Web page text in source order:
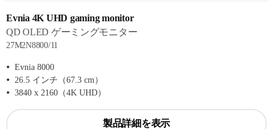
Evnia 4K UHD gaming monitor
QD OLED ゲーミングモニター
27M2N8800/11
Evnia 8000
26.5 インチ（67.3 cm）
3840 x 2160（4K UHD）
製品詳細を表示